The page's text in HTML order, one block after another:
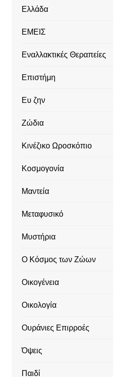
Ελλάδα
ΕΜΕΙΣ
Εναλλακτικές Θεραπείες
Επιστήμη
Ευ ζην
Ζώδια
Κινέζικο Ωροσκόπιο
Κοσμογονία
Μαντεία
Μεταφυσικό
Μυστήρια
Ο Κόσμος των Ζώων
Οικογένεια
Οικολογία
Ουράνιες Επιρροές
Όψεις
Παιδί